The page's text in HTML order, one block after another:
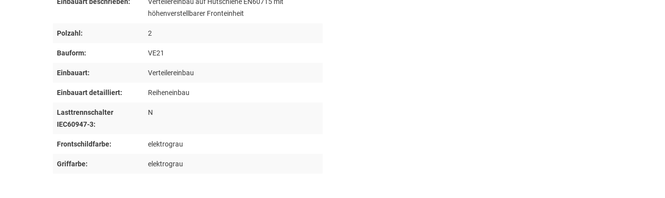
höhenverstellbarer Fronteinheit
Polzahl: 2
Bauform: VE21
Einbauart: Verteilereinbau
Einbauart detailliert: Reiheneinbau
Lasttrennschalter
IEC60947-3:
N
Frontschildfarbe: elektrograu
Griffarbe: elektrograu